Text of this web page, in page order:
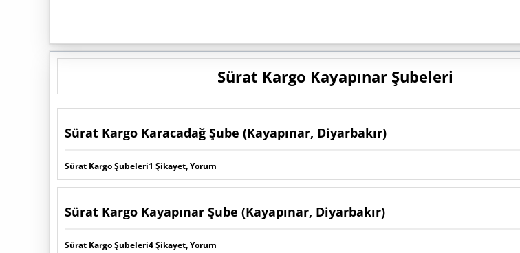
Sürat Kargo Kayapınar Şubeleri
Sürat Kargo Karacadağ Şube (Kayapınar, Diyarbakır)
Sürat Kargo Şubeleri1 Şikayet, Yorum
Sürat Kargo Kayapınar Şube (Kayapınar, Diyarbakır)
Sürat Kargo Şubeleri4 Şikayet, Yorum